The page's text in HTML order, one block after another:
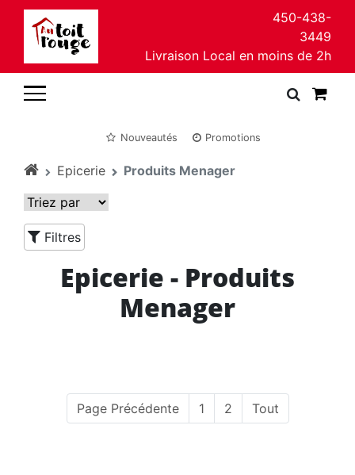
450-438-
3449
Livraison Local en moins de 2h
Nouveautés Promotions
Epicerie Produits Menager
Filtres
Epicerie - Produits
Menager
Page Précédente 1 2 Tout